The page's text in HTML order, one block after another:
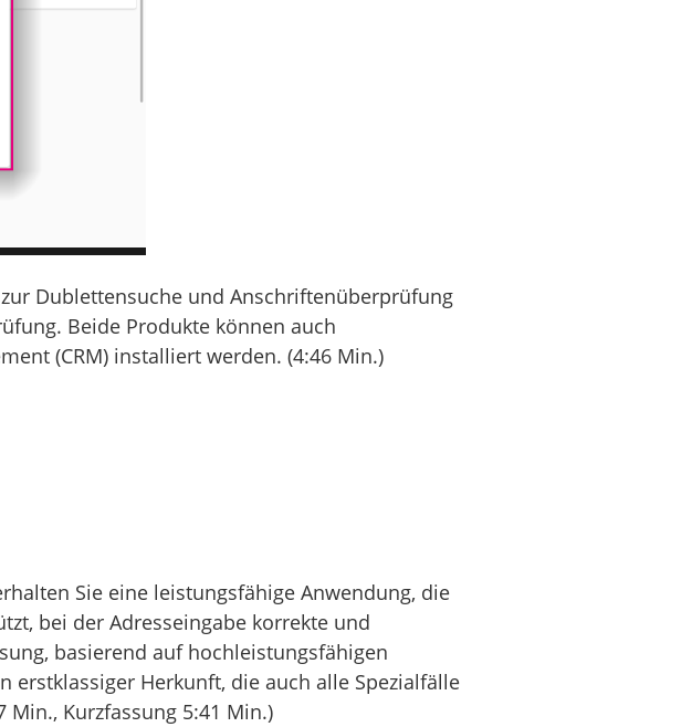
Dublettensuche und Anschriftenüberprüfung
Beide Produkte können auch
(CRM) installiert werden. (4:46 Min.)
Sie eine leistungsfähige Anwendung, die
bei der Adresseingabe korrekte und
basierend auf hochleistungsfähigen
erstklassiger Herkunft, die auch alle Spezialfälle
Kurzfassung 5:41 Min.)